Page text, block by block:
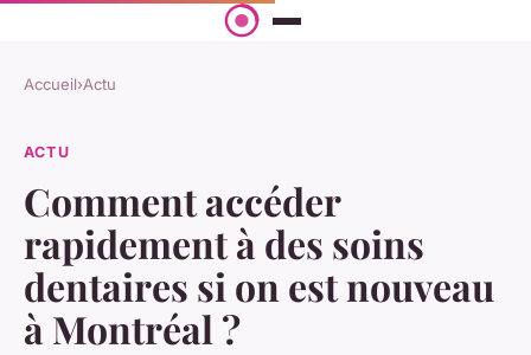
Accueil›Actu
ACTU
Comment accéder
rapidement à des soins
dentaires si on est nouveau
à Montréal ?